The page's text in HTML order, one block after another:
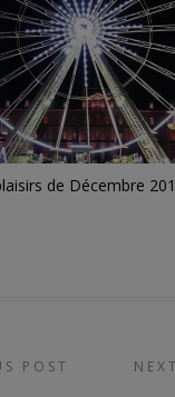
de Décembre
POST